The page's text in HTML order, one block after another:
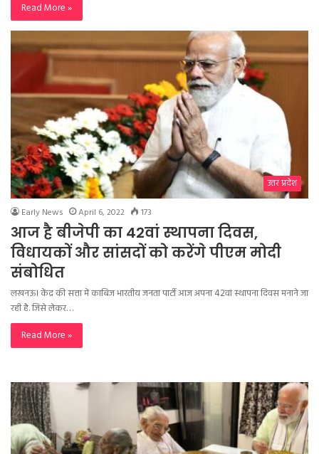
Read More »
उत्तर प्रदेश
Early News April 6, 2022 173
आज है बीजेपी का 42वां स्थापना दिवस,
विधायकों और सांसदों को करेंगे पीएम मोदी
संबोधित
लखनऊ। केंद्र की सत्ता में काबिज भारतीय जनता पार्टी आज अपना 42वां स्थापना दिवस मनाने जा
रही है. जिसे लेकर…
Read More »